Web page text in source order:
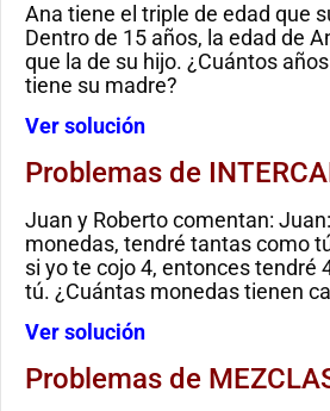
Ana tiene el triple de edad que
Dentro de 15 años, la edad de
que la de su hijo. ¿Cuántos
tiene su madre?
Ver solución
Problemas de
Juan y Roberto comentan:
monedas, tendré tantas como
si yo te cojo 4, entonces tendré
tú. ¿Cuántas monedas tienen
Ver solución
Problemas de